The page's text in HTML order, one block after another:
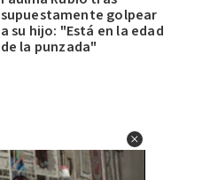
supuestamente golpear
a su hijo: "Está en la edad
de la punzada"